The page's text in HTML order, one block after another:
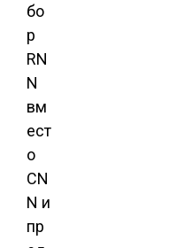
бо
р
RN
N
вм
ест
о
CN
N и
пр